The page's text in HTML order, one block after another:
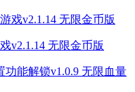
v2.1.14 无限金币版